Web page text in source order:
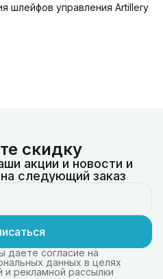
шлейфов управления Artillery
скидку
акции и новости и
следующий заказ
даете согласие на
данных в целях
и рекламной рассылки